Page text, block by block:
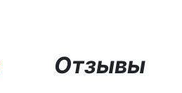
Отзывы